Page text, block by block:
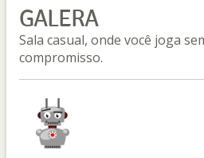
GALERA
Sala casual, onde você joga
compromisso.